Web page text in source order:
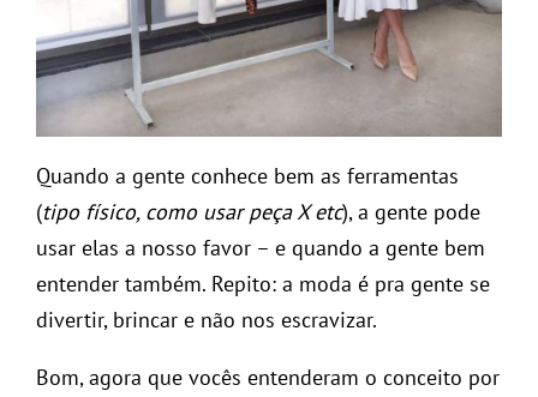
Quando a gente conhece bem as ferramentas
(tipo físico, como usar peça X etc), a gente pode
usar elas a nosso favor – e quando a gente bem
entender também. Repito: a moda é pra gente se
divertir, brincar e não nos escravizar.
Bom, agora que vocês entenderam o conceito por